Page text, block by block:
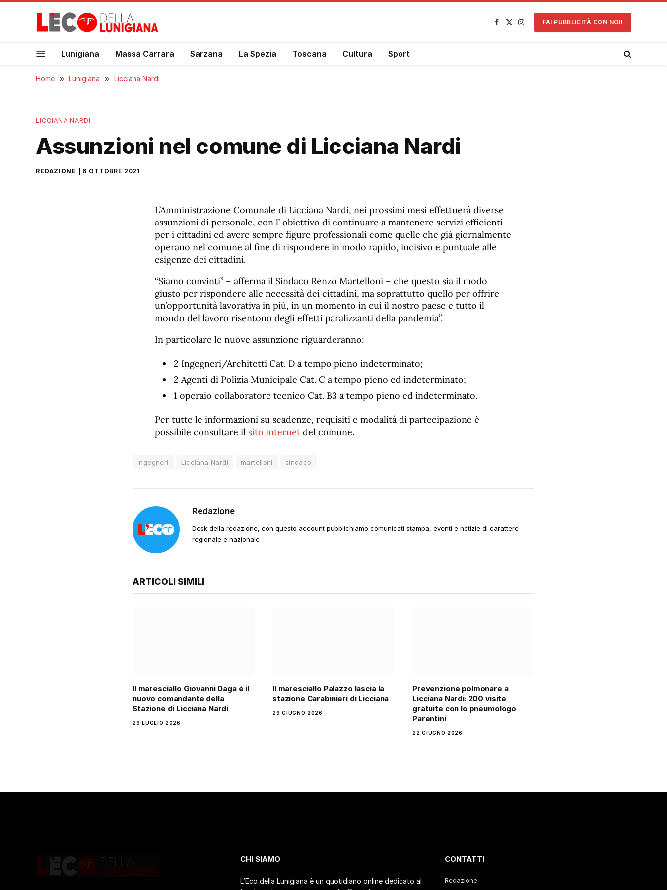
Facebook
X
Instagram
FAI PUBBLICITÀ CON NOI!
Lunigiana Massa Carrara Sarzana La Spezia Toscana Cultura Sport
Home » Lunigiana » Licciana Nardi
LICCIANA NARDI
Assunzioni nel comune di Licciana Nardi
REDAZIONE 6 OTTOBRE 2021
L’Amministrazione Comunale di Licciana Nardi, nei prossimi mesi effettuerà diverse
assunzioni di personale, con l’ obiettivo di continuare a mantenere servizi efficienti
per i cittadini ed avere sempre figure professionali come quelle che già giornalmente
operano nel comune al fine di rispondere in modo rapido, incisivo e puntuale alle
esigenze dei cittadini.
“Siamo convinti” – afferma il Sindaco Renzo Martelloni – che questo sia il modo
giusto per rispondere alle necessità dei cittadini, ma soprattutto quello per offrire
un’opportunità lavorativa in più, in un momento in cui il nostro paese e tutto il
mondo del lavoro risentono degli effetti paralizzanti della pandemia”.
In particolare le nuove assunzione riguarderanno:
2 Ingegneri/Architetti Cat. D a tempo pieno indeterminato;
2 Agenti di Polizia Municipale Cat. C a tempo pieno ed indeterminato;
1 operaio collaboratore tecnico Cat. B3 a tempo pieno ed indeterminato.
Per tutte le informazioni su scadenze, requisiti e modalità di partecipazione è
possibile consultare il sito internet del comune.
ingegneri Licciana Nardi martelloni sindaco
Redazione
Desk della redazione, con questo account pubblichiamo comunicati stampa, eventi e notizie di carattere
regionale e nazionale
ARTICOLI SIMILI
Il maresciallo Giovanni Daga è il
nuovo comandante della
Stazione di Licciana Nardi
29 LUGLIO 2026
Il maresciallo Palazzo lascia la
stazione Carabinieri di Licciana
29 GIUGNO 2026
Prevenzione polmonare a
Licciana Nardi: 200 visite
gratuite con lo pneumologo
Parentini
22 GIUGNO 2026
CHI SIAMO
L’Eco della Lunigiana è un quotidiano online dedicato al
CONTATTI
Redazione